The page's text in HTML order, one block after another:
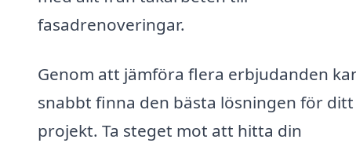
fasadrenoveringar.
Genom att jämföra flera erbjudanden
snabbt finna den bästa lösningen för ditt
projekt. Ta steget mot att hitta din